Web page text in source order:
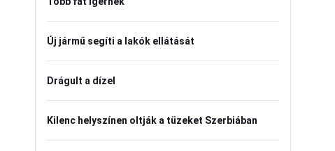
Új jármű segíti a lakók ellátását
Drágult a dízel
Kilenc helyszínen oltják a tüzeket Szerbiában